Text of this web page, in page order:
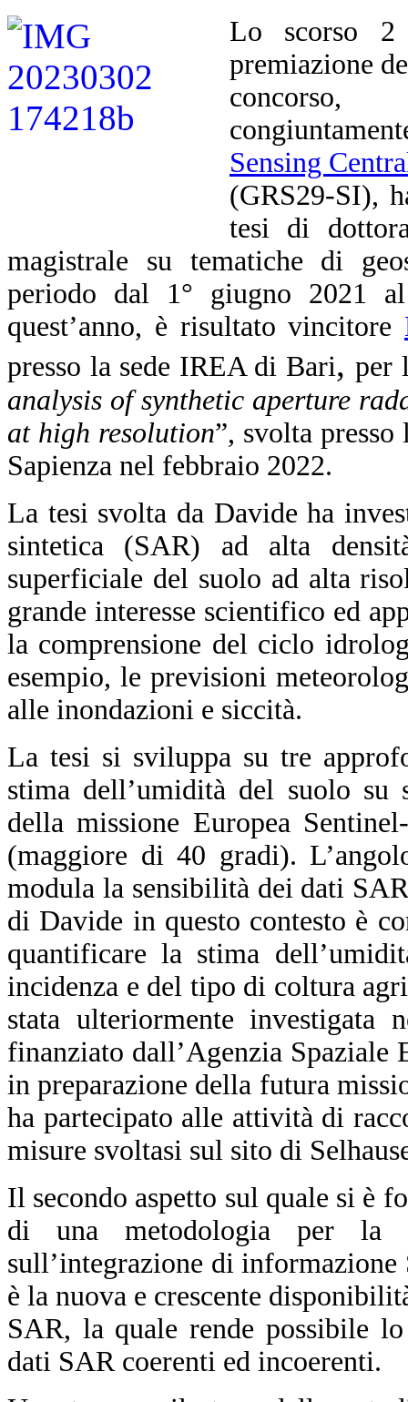
Lo scorso
premiazione
concorso,
Sensing
(GRS29-SI),
tesi di
magistrale su tematiche di
periodo dal 1° giugno 2021
quest’anno, è risultato vincitore
presso la sede IREA di Bari,per
analysis of synthetic aperture
at high resolution”, svolta presso
Sapienza nel febbraio 2022.
La tesi svolta da Davide ha
sintetica (SAR) ad alta
superficiale del suolo ad alta
grande interesse scientifico ed
la comprensione del ciclo
esempio, le previsioni
alle inondazioni e siccità.
La tesi si sviluppa su tre
stima dell’umidità del suolo
della missione Europea
(maggiore di 40 gradi).
modula la sensibilità dei dati
di Davide in questo contesto è
quantificare la stima
incidenza e del tipo di coltura
stata ulteriormente investigata
finanziato dall’Agenzia Spaziale
in preparazione della futura
ha partecipato alle attività di
misure svoltasi sul sito di
Il secondo aspetto sul quale si è
di una metodologia per la
sull’integrazione di
è la nuova e crescente
SAR, la quale rende possibile
dati SAR coerenti ed incoerenti.